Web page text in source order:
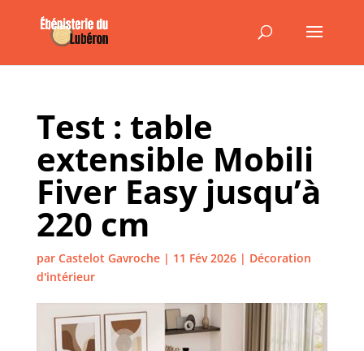
Test : table
extensible Mobili
Fiver Easy jusqu’à
220 cm
par Castelot Gavroche| 11 Fév 2026| Décoration
d'intérieur